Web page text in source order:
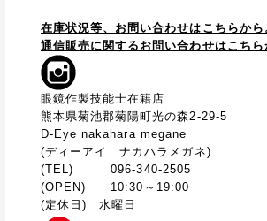
在庫状況等、お問い合わせはこちらから
通信販売に関するお問い合わせはこちら
眼鏡作製技能士在籍店
熊本県菊池郡菊陽町光の森2-29-5
D-Eye nakahara megane
(ディーアイ ナカハラメガネ)
(TEL) 096-340-2505
(OPEN) 10:30～19:00
(定休日) 水曜日